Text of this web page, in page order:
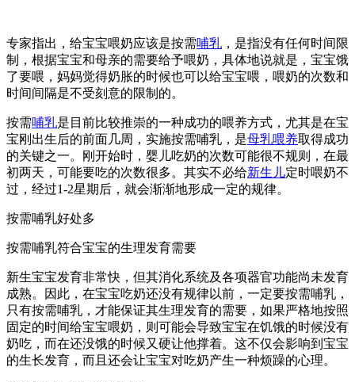
专家指出，给宝宝喂奶应该是按需哺乳 ，是指没有任何时间限
制，根据宝宝和母亲的需要给予喂奶，具体地说就是，宝宝饿
了要喂，妈妈觉得奶胀的时候也可以给宝宝喂，喂奶的次数和
时间间隔是不受刻意的限制的。
按需哺乳是目前比较推崇的一种成功的喂养方式，尤其是在宝
宝刚出生后的前面几周，实施按需哺乳，是母乳喂养取得成功
的关键之一。刚开始时，婴儿吃奶的次数可能很不规则，在最
初两天，可能要吃的次数很多。其实不必给新生儿定时喂奶不
过，经过1-2星期后，就会渐渐地形成一定的规律。
按需哺乳好处多
按需哺乳符合宝宝的生理发育需要
新生宝宝发育非常快，但其消化系统及各项器官功能尚未发育
成熟。因此，在宝宝吃奶还没有规律以前，一定要按需哺乳，
只有按需哺乳，才能保证其生理发育的需要，如果严格地按照
固定的时间给宝宝喂奶，则可能会导致宝宝在饥饿的时候没有
奶吃，而在还没饿的时候又硬让他撑着。这不仅会影响到宝宝
的生长发育，而且还会让宝宝对吃奶产生一种烦躁的心理。